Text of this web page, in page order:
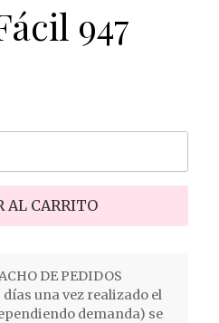
947
AL CARRITO
DE PEDIDOS
una vez realizado el
demanda) se